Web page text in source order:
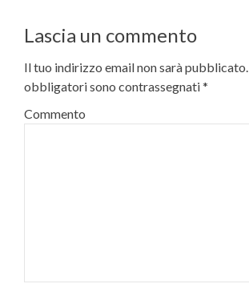
Lascia un commento
Il tuo indirizzo email non sarà pubblicato.
obbligatori sono contrassegnati*
Commento